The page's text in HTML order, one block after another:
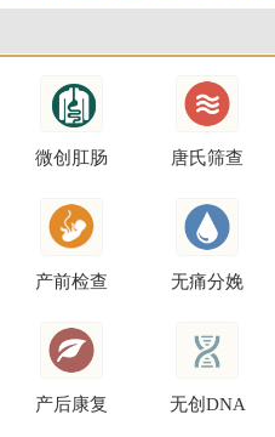
微创肛肠 唐氏筛查
产前检查 无痛分娩
产后康复 无创DNA